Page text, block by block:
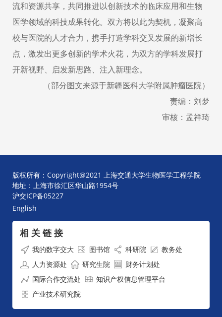
流和资源共享，共同推进以创新技术的临床应用和生物
医学领域的科技成果转化。双方将以此为契机，凝聚高
校与医院的人才合力，携手打造学科交叉发展的新增长
点，激发出更多创新的学术火花，为双方的学科发展打
开新视野、启发新思路、注入新理念。
（部分图文来源于新疆医科大学附属肿瘤医院）
责编：刘梦
审核：孟祥琦
版权所有：Copyright@2021 上海交通大学生物医学工程学院
地址：上海市徐汇区华山路1954号
沪交ICP备05227
English
相 关 链 接
我的数字交大 图书馆 科研院
教务处
人力资源处
研究生院
财务计划处
国际合作交流处
知识产权信息管理平台
产业技术研究院